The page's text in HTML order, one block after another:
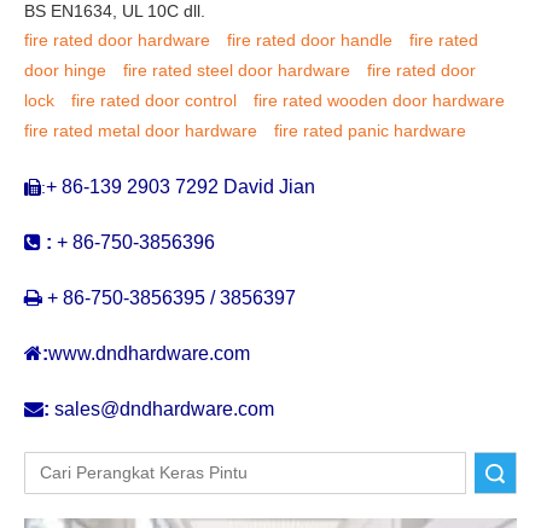
BS EN1634, UL 10C dll.
fire rated door hardware
fire rated door handle
fire rated
door hinge
fire rated steel door hardware
fire rated door
lock
fire rated door control
fire rated wooden door hardware
fire rated metal door hardware
fire rated panic hardware
:+ 86-139 2903 7292 David Jian
 : + 86-750-3856396
 + 86-750-3856395 / 3856397
:www.dndhardware.com
: sales@dndhardware.com